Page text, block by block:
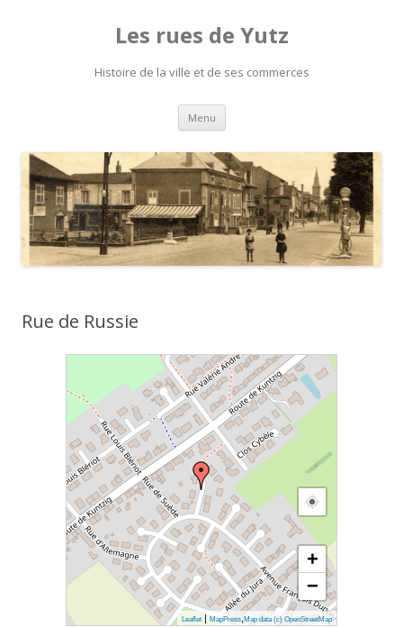
Les rues de Yutz
Histoire de la ville et de ses commerces
Menu Aller
contenu
Rue de Russie
+
−
Leaflet MapPress Map data (c) OpenStreetMap